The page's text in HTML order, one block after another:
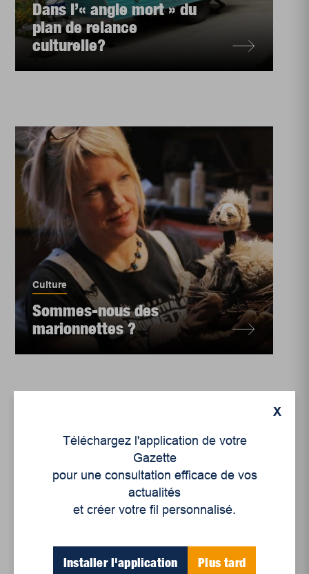
Dans l’« angle mort » du
plan de relance
culturelle?
Culture
Sommes-nous des
marionnettes ?
Culture
X
Téléchargez l'application de votre
Gazette
pour une consultation efficace de vos
actualités
et créer votre fil personnalisé.
Installer l'application Plus tard